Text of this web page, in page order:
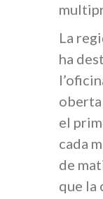
La
ha
el
cada
de
que la